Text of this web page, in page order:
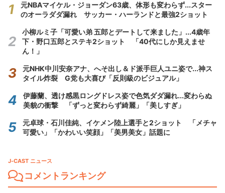
元NBAマイケル・ジョーダン63歳、体形も変わらず...スター
のオーラダダ漏れ サッカー・ハーランドと最強2ショット
小柳ルミ子「可愛い弟 五郎とデートして来ました」...4歳年
下・野口五郎とステキ2ショット 「40代にしか見えませ
ん！」
元NHK中川安奈アナ、へそ出し＆ド派手巨人ユニ姿で...神ス
タイル炸裂 G党も大喜び「反則級のビジュアル」
伊藤蘭、透け感黒ロングドレス姿で色気ダダ漏れ...変わらぬ
美貌の衝撃 「ずっと変わらず綺麗」「美しすぎ」
元卓球・石川佳純、イケメン陸上選手と2ショット 「メチャ
可愛い」「かわいい笑顔」「美男美女」話題に
J-CAST ニュース
コメントランキング